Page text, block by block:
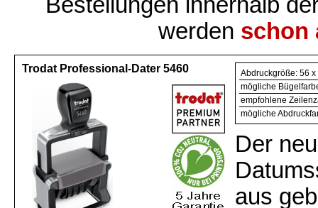
Bestellungen innerhalb
werden schon
Trodat Professional-Dater 5460
Abdruckgröße: 56 x
mögliche
empfohlene
mögliche
Der
aus